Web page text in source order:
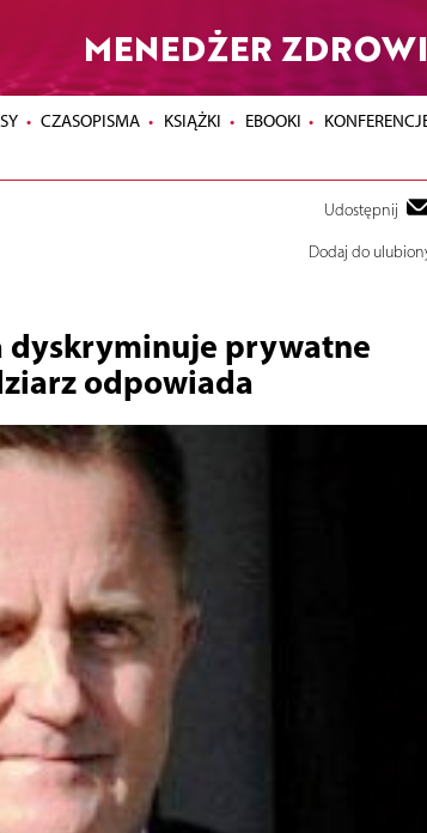
MENEDŻER
CZASOPISMA KSIĄŻKI EBOOKI
Udostępnij
Dodaj do
dyskryminuje prywatne
odpowiada